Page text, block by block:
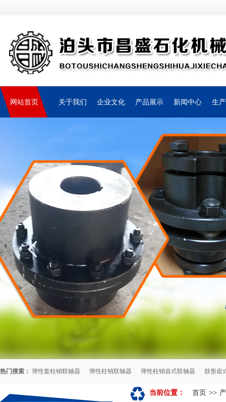
网站首页 关于我们 企业文化 产品展示 新闻中心 生
热门搜索： 弹性套柱销联轴器 弹性柱销联轴器 弹性柱销齿式联轴器 鼓形齿
当前位置： 首页 >>